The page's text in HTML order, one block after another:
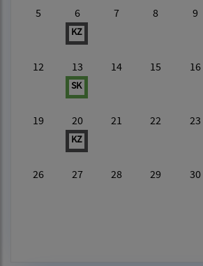
5 6
KZ
7 8 9
12 13
SK
14 15 16
19 20
KZ
21 22 23
26 27 28 29 30